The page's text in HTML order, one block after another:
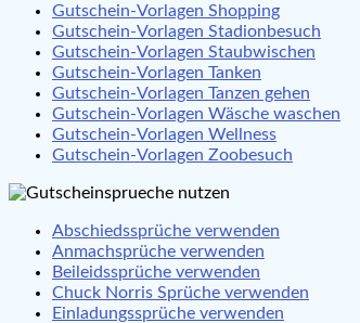
Gutschein-Vorlagen Shopping
Gutschein-Vorlagen Stadionbesuch
Gutschein-Vorlagen Staubwischen
Gutschein-Vorlagen Tanken
Gutschein-Vorlagen Tanzen gehen
Gutschein-Vorlagen Wäsche waschen
Gutschein-Vorlagen Wellness
Gutschein-Vorlagen Zoobesuch
Abschiedssprüche verwenden
Anmachsprüche verwenden
Beileidssprüche verwenden
Chuck Norris Sprüche verwenden
Einladungssprüche verwenden